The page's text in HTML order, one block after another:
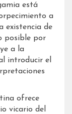
está
a
existencia de
posible por
a la
introducir el
ofrece
vicario del